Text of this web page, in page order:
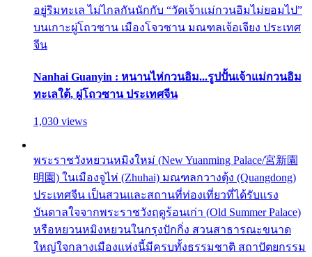
อยู่ริมทะเล ไม่ไกลกันนักกับ “วัดเจ้าแม่กวนอิมไม่ยอมไป”
บนเกาะผู่โถวซาน เมืองโจวซาน มณฑลเจ้อเจียง ประเทศ
จีน
Nanhai Guanyin : หนานไห่กวนอิม...รูปปั้นเจ้าแม่กวนอิม
ทะเลใต้, ผู่โถวซาน ประเทศจีน
1,030 views
พระราชวังหยวนหมิงใหม่ (New Yuanming Palace/宮新園
明園) ในเมืองจูไห่ (Zhuhai) มณฑลกวางตุ้ง (Quangdong)
ประเทศจีน เป็นสวนและสถานที่ท่องเที่ยวที่ได้รับแรง
บันดาลใจจากพระราชวังฤดูร้อนเก่า (Old Summer Palace)
หรือหยวนหมิงหยวนในกรุงปักกิ่ง สวนสาธารณะขนาด
ใหญ่ใจกลางเมืองแห่งนี้มีครบทั้งธรรมชาติ สถาปัตยกรรม